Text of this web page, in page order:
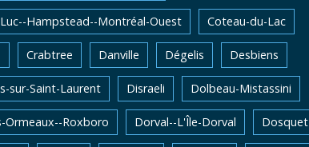
Hampstead--Montréal-Ouest Coteau-du-Lac
Crabtree Danville Dégelis Desbiens
sur-Saint-Laurent Disraeli Dolbeau-Mistassini
Ormeaux--Roxboro Dorval--L'Île-Dorval Dosquet